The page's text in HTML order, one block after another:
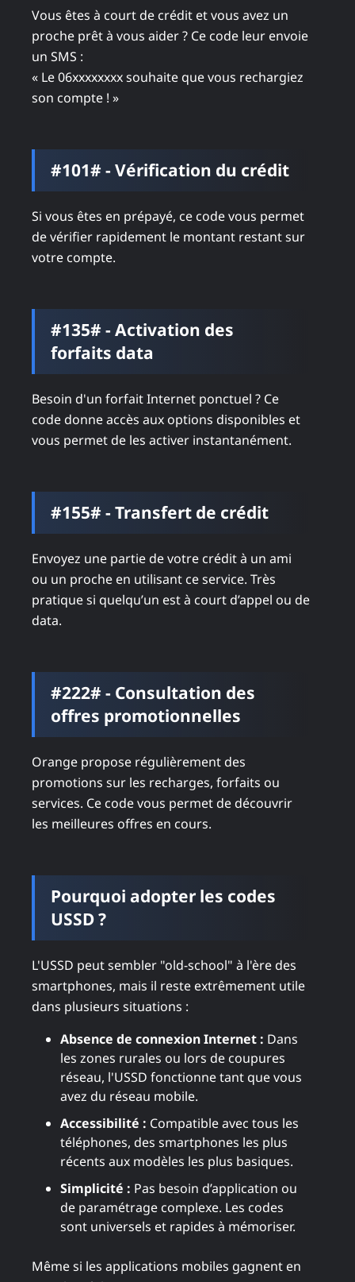
Vous êtes à court de crédit et vous avez un
proche prêt à vous aider ? Ce code leur envoie
un SMS :
« Le 06xxxxxxxx souhaite que vous rechargiez
son compte ! »
#101# - Vérification du crédit
Si vous êtes en prépayé, ce code vous permet
de vérifier rapidement le montant restant sur
votre compte.
#135# - Activation des
forfaits data
Besoin d'un forfait Internet ponctuel ? Ce
code donne accès aux options disponibles et
vous permet de les activer instantanément.
#155# - Transfert de crédit
Envoyez une partie de votre crédit à un ami
ou un proche en utilisant ce service. Très
pratique si quelqu’un est à court d’appel ou de
data.
#222# - Consultation des
offres promotionnelles
Orange propose régulièrement des
promotions sur les recharges, forfaits ou
services. Ce code vous permet de découvrir
les meilleures offres en cours.
Pourquoi adopter les codes
USSD ?
L'USSD peut sembler "old-school" à l'ère des
smartphones, mais il reste extrêmement utile
dans plusieurs situations :
Absence de connexion Internet : Dans
les zones rurales ou lors de coupures
réseau, l'USSD fonctionne tant que vous
avez du réseau mobile.
Accessibilité : Compatible avec tous les
téléphones, des smartphones les plus
récents aux modèles les plus basiques.
Simplicité : Pas besoin d’application ou
de paramétrage complexe. Les codes
sont universels et rapides à mémoriser.
Même si les applications mobiles gagnent en